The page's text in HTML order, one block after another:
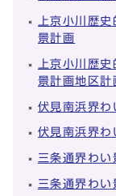
上京小川歴
景計画
上京小川歴
景計画地区計
伏見南浜界わ
伏見南浜界わ
三条通界わ
三条通界わい